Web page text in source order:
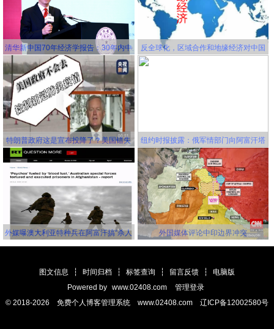
清华新中国70年经济学报告：30年内中
国将成为世界第一大经济体
反全球化，区域合作和地缘经济对中国
特朗普政府这是宣布投降了？美国错失
延缓新冠病毒传播的机会，并且还要一
错再错！
纽约时报披露：俄军情部门向阿富汗塔
利班关联组织秘密提供赏金，鼓励他们
击杀美军
外媒曝澳大利亚特种兵在阿富汗搞“杀人
外国媒体评论中印边界冲突
图文信息 ┆ 时间归档 ┆ 标签查询 ┆ 留言反馈 ┆
电脑版
Powered by www.02408.com
管理登录
© 2018-2026 免费个人博客管理系统 www.02408.com 辽ICP备12002580号